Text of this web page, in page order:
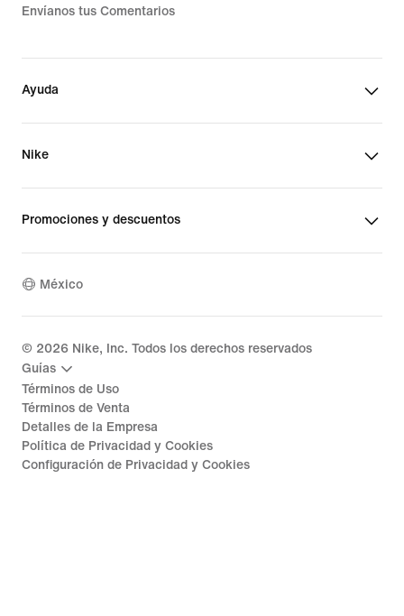
Envíanos tus Comentarios
Ayuda
Nike
Promociones y descuentos
México
© 2026 Nike, Inc. Todos los derechos reservados
Guías
Términos de Uso
Términos de Venta
Detalles de la Empresa
Política de Privacidad y Cookies
Configuración de Privacidad y Cookies